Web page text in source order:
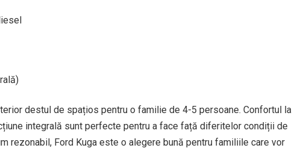
destul de spațios pentru o familie de 4-5 persoane. Confortul la
integrală sunt perfecte pentru a face față diferitelor condiții de
rezonabil, Ford Kuga este o alegere bună pentru familiile care vor